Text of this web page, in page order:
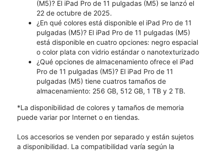
(M5)? El iPad Pro de 11 pulgadas (M5) se lanzó el
22 de octubre de 2025.
¿En qué colores está disponible el iPad Pro de 11
pulgadas (M5)? El iPad Pro de 11 pulgadas (M5)
está disponible en cuatro opciones: negro espacial
o color plata con vidrio estándar o nanotexturizado
¿Qué opciones de almacenamiento ofrece el iPad
Pro de 11 pulgadas (M5)? El iPad Pro de 11
pulgadas (M5) tiene cuatros tamaños de
almacenamiento: 256 GB, 512 GB, 1 TB y 2 TB.
*La disponibilidad de colores y tamaños de memoria
puede variar por Internet o en tiendas.
Los accesorios se venden por separado y están sujetos
a disponibilidad. La compatibilidad varía según la